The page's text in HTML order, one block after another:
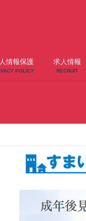
情報保護
POLICY
求人情報
RECRUIT